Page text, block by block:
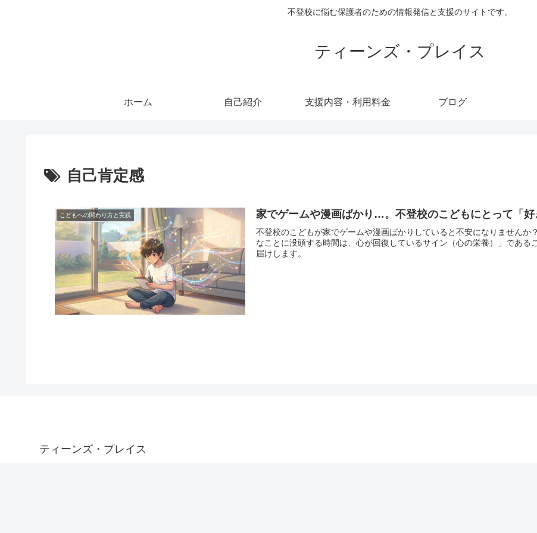
不登校に悩む保護者のための情報発信と支援のサイトです。
ティーンズ・プレイス
ホーム 自己紹介 支援内容・利用料金 ブログ
自己肯定感
こどもへの関わり方と実践 家でゲームや漫画ばかり…。不登校のこどもにとって「
不登校のこどもが家でゲームや漫画ばかりしていると不安になりませんか
なことに没頭する時間は、心が回復しているサイン（心の栄養）」であ
届けします。
ティーンズ・プレイス